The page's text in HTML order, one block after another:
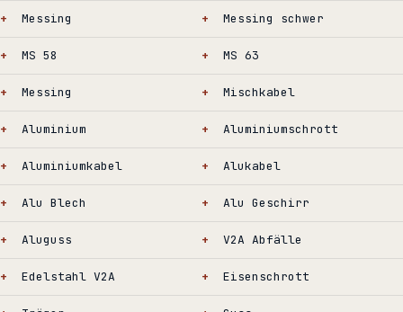
Messing Messing schwer
MS 58 MS 63
Messing Mischkabel
Aluminium Aluminiumschrott
Aluminiumkabel Alukabel
Alu Blech Alu Geschirr
Aluguss V2A Abfälle
Edelstahl V2A Eisenschrott